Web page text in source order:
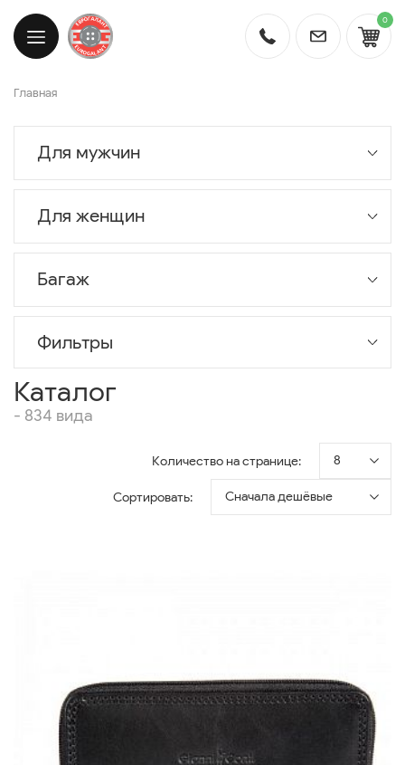
0
Главная
Для мужчин
Для женщин
Багаж
Фильтры
Каталог
- 834 вида
Количество на странице: 8
Сортировать: Сначала дешёвые